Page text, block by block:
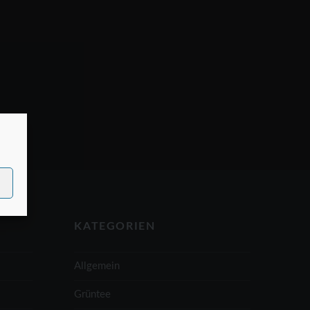
KATEGORIEN
Allgemein
Grüntee